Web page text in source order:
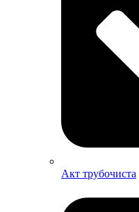
Акт трубочиста